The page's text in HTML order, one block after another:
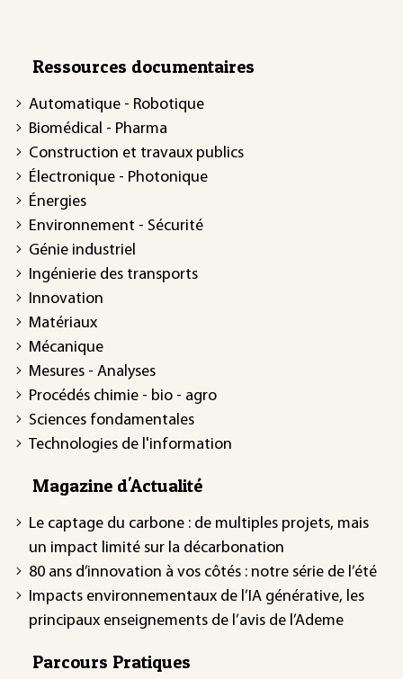
Ressources documentaires
Automatique - Robotique
Biomédical - Pharma
Construction et travaux publics
Électronique - Photonique
Énergies
Environnement - Sécurité
Génie industriel
Ingénierie des transports
Innovation
Matériaux
Mécanique
Mesures - Analyses
Procédés chimie - bio - agro
Sciences fondamentales
Technologies de l'information
Magazine d'Actualité
Le captage du carbone : de multiples projets, mais
un impact limité sur la décarbonation
80 ans d’innovation à vos côtés : notre série de l’été
Impacts environnementaux de l’IA générative, les
principaux enseignements de l’avis de l’Ademe
Parcours Pratiques